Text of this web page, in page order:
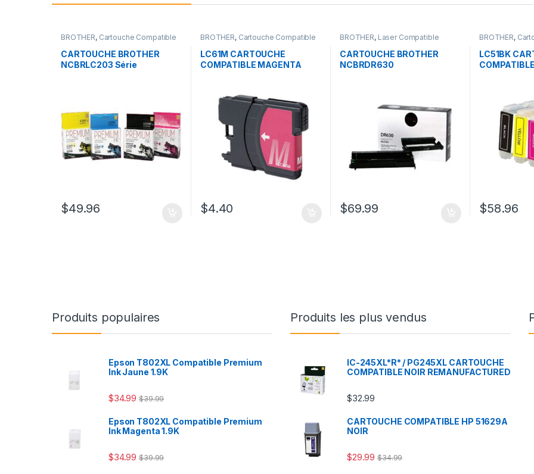
BROTHER, Cartouche Compatible
CARTOUCHE BROTHER
NCBRLC203 Série
$49.96
BROTHER, Cartouche Compatible
LC61M CARTOUCHE
COMPATIBLE MAGENTA
$4.40
BROTHER, Laser Compatible
CARTOUCHE BROTHER
NCBRDR630
$69.99
BROTHER,
LC51BK
$58.96
Produits populaires
Epson T802XL Compatible Premium
Ink Jaune 1.9K
$34.99 $39.99
Epson T802XL Compatible Premium
Ink Magenta 1.9K
$34.99 $39.99
Produits les plus vendus
IC-245XL*R* / PG245XL CARTOUCHE
COMPATIBLE NOIR REMANUFACTURED
$32.99
CARTOUCHE COMPATIBLE HP 51629A
NOIR
$29.99 $34.99